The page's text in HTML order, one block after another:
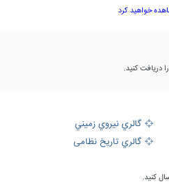
خواهید کرد
دریافت کنید.
گالري نيروي زميني
گالري تاریخ نظامی
کنید.